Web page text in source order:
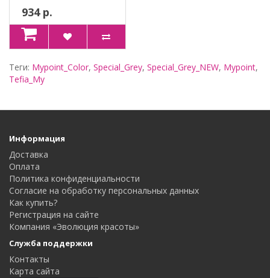
934 р.
Теги: Mypoint_Color, Special_Grey, Special_Grey_NEW, Mypoint,
Tefia_My
Информация
Доставка
Оплата
Политика конфиденциальности
Согласие на обработку персональных данных
Как купить?
Регистрация на сайте
Компания «Эволюция красоты»
Служба поддержки
Контакты
Карта сайта